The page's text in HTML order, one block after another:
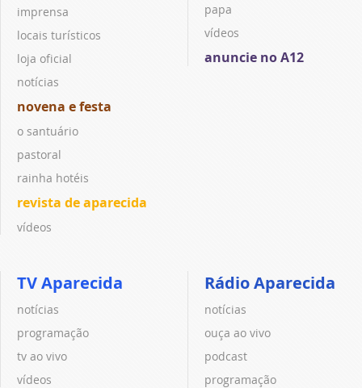
imprensa
locais turísticos
loja oficial
notícias
novena e festa
o santuário
pastoral
rainha hotéis
revista de aparecida
vídeos
papa
vídeos
anuncie no A12
TV Aparecida
notícias
programação
tv ao vivo
vídeos
Rádio Aparecida
notícias
ouça ao vivo
podcast
programação